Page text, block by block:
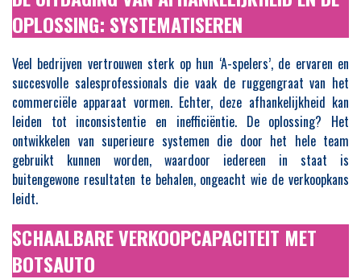
OPLOSSING: SYSTEMATISEREN
Veel bedrijven vertrouwen sterk op hun ‘A-spelers’, de ervaren en
succesvolle salesprofessionals die vaak de ruggengraat van het
commerciële apparaat vormen. Echter, deze afhankelijkheid kan
leiden tot inconsistentie en inefficiëntie. De oplossing? Het
ontwikkelen van superieure systemen die door het hele team
gebruikt kunnen worden, waardoor iedereen in staat is
buitengewone resultaten te behalen, ongeacht wie de verkoopkans
leidt.
SCHAALBARE VERKOOPCAPACITEIT MET
BOTSAUTO